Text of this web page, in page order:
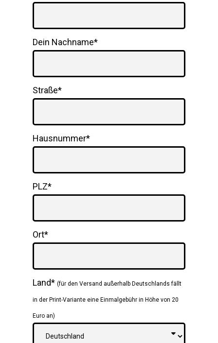
Dein Nachname*
Straße*
Hausnummer*
PLZ*
Ort*
Land*(für den Versand außerhalb Deutschlands fällt
in der Print-Variante eine Einmalgebühr in Höhe von 20
Euro an)